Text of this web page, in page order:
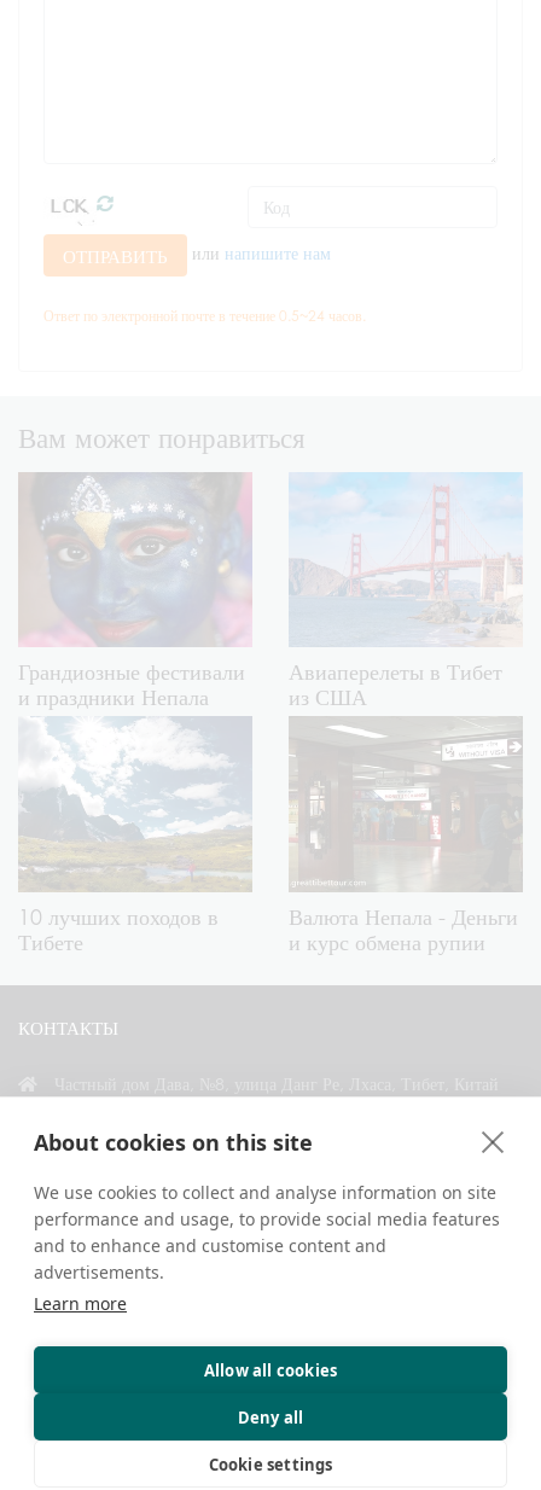
About cookies on this site
We use cookies to collect and analyse information on site
performance and usage, to provide social media features
and to enhance and customise content and
advertisements.
Learn more
Allow all cookies
Deny all
Cookie settings
ОТПРАВИТЬ или напишите нам
Ответ по электронной почте в течение 0.5~24 часов.
Вам может понравиться
Грандиозные фестивали
и праздники Непала
Авиаперелеты в Тибет
из США
10 лучших походов в
Тибете
Валюта Непала - Деньги
и курс обмена рупии
КОНТАКТЫ
СВЯЗАТЬСЯ С НАМИ
Авторские права © 2026. Все права защищены.
Конфиденциальность